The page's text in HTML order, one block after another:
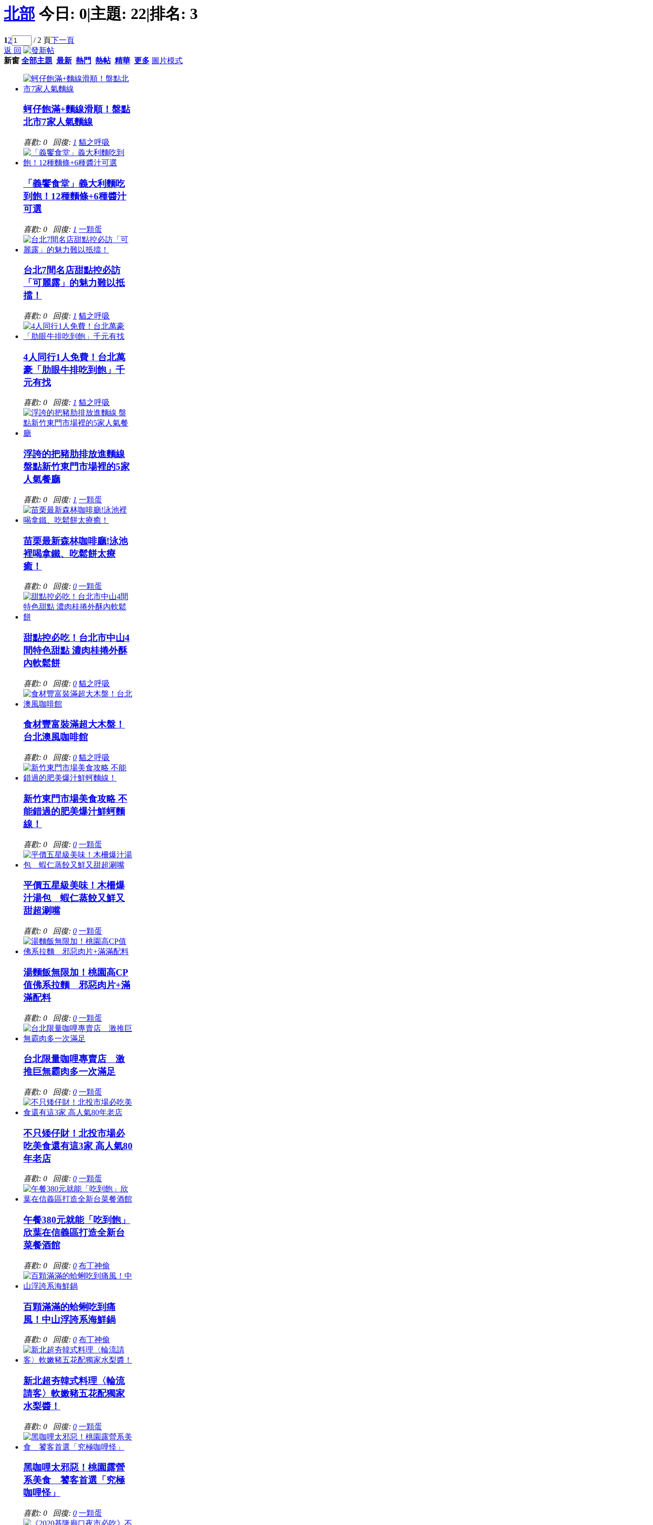
北部 今日: 0|主題: 22|排名: 3
12 / 2 頁下一頁
返 回
新窗 全部主題 最新 熱門 熱帖 精華 更多 圖片模式
蚵仔飽滿+麵線滑順！盤點
北市7家人氣麵線
喜歡: 0 回復: 1 貓之呼吸
「義饗食堂」義大利麵吃
到飽！12種麵條+6種醬汁
可選
喜歡: 0 回復: 1 一顆蛋
台北7間名店甜點控必訪
「可麗露」的魅力難以抵
擋！
喜歡: 0 回復: 1 貓之呼吸
4人同行1人免費！台北萬
豪「肋眼牛排吃到飽」千
元有找
喜歡: 0 回復: 1 貓之呼吸
浮誇的把豬肋排放進麵線
盤點新竹東門市場裡的5家
人氣餐廳
喜歡: 0 回復: 1 一顆蛋
苗栗最新森林咖啡廳!泳池
裡喝拿鐵、吃鬆餅太療
癒！
喜歡: 0 回復: 0 一顆蛋
甜點控必吃！台北市中山4
間特色甜點 濃肉桂捲外酥
內軟鬆餅
喜歡: 0 回復: 0 貓之呼吸
食材豐富裝滿超大木盤！
台北澳風咖啡館
喜歡: 0 回復: 0 貓之呼吸
新竹東門市場美食攻略 不
能錯過的肥美爆汁鮮蚵麵
線！
喜歡: 0 回復: 0 一顆蛋
平價五星級美味！木柵爆
汁湯包 蝦仁蒸餃又鮮又
甜超涮嘴
喜歡: 0 回復: 0 一顆蛋
湯麵飯無限加！桃園高CP
值佛系拉麵 邪惡肉片+滿
滿配料
喜歡: 0 回復: 0 一顆蛋
台北限量咖哩專賣店 激
推巨無霸肉多一次滿足
喜歡: 0 回復: 0 一顆蛋
不只矮仔財！北投市場必
吃美食還有這3家 高人氣80
年老店
喜歡: 0 回復: 0 一顆蛋
午餐380元就能「吃到飽」
欣葉在信義區打造全新台
菜餐酒館
喜歡: 0 回復: 0 布丁神偷
百顆滿滿的蛤蜊吃到痛
風！中山浮誇系海鮮鍋
喜歡: 0 回復: 0 布丁神偷
新北超夯韓式料理〈輪流
請客〉軟嫩豬五花配獨家
水梨醬！
喜歡: 0 回復: 0 一顆蛋
黑咖哩太邪惡！桃園露營
系美食 饕客首選「究極
咖哩怪」
喜歡: 0 回復: 0 一顆蛋